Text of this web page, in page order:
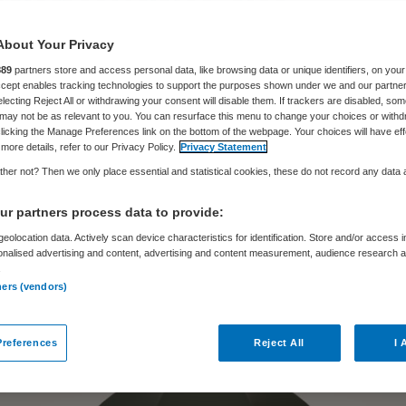
Frits Baltesen 12 december 2024,09:40 15939 keer
Schoof bezuinigt 315 miljoen euro op
Via de maatschappen worden de
jaarlijks 150 miljoen gekort. Zorgpersoneel
ook ongeveer de helft van de bijscholing en
Dat levert het kabinet 165 miljoen euro per
Your Privacy
partners store and access personal data, like browsing data or unique identifiers, on your
enables tracking technologies to support the purposes shown under we and our
Reject All or withdrawing your consent will disable them. If trackers are disabled,
not be as relevant to you. You can resurface this menu to change your choices or
the Manage Preferences link on the bottom of the webpage. Your choices will have
details, refer to our Privacy Policy. Privacy Statement
not? Then we only place essential and statistical cookies, these do not record any data
partners process data to provide:
data. Actively scan device characteristics for identification. Store and/or access
advertising and content, advertising and content measurement, audience research
(vendors)
Reject All I